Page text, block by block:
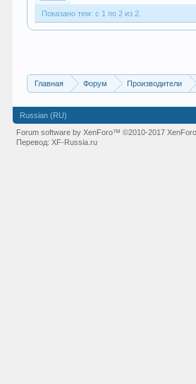
Показано тем: с 1 по 2 из 2.
Главная Форум Производители
Russian (RU)
Forum software by XenForo™©2010-2017 XenForo
Перевод:XF-Russia.ru